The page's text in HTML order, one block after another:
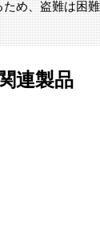
め、盗難は困
関連製品